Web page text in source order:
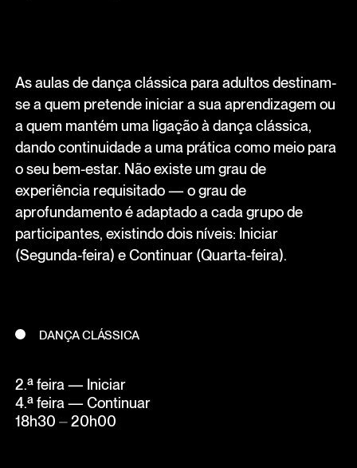
As aulas de dança clássica para adultos destinam-
se a quem pretende iniciar a sua aprendizagem ou
a quem mantém uma ligação à dança clássica,
dando continuidade a uma prática como meio para
o seu bem-estar. Não existe um grau de
experiência requisitado — o grau de
aprofundamento é adaptado a cada grupo de
participantes, existindo dois níveis: Iniciar
(Segunda-feira) e Continuar (Quarta-feira).
DANÇA CLÁSSICA
2.ª feira — Iniciar
4.ª feira — Continuar
18h30 ⏤ 20h00